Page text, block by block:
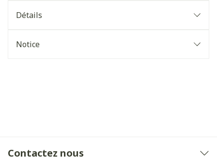
Détails
Notice
Contactez nous